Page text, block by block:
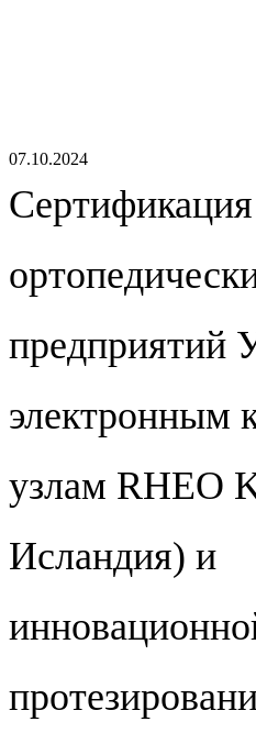
07.10.2024
предприятий
электронным
узлам RHEO
Исландия) и